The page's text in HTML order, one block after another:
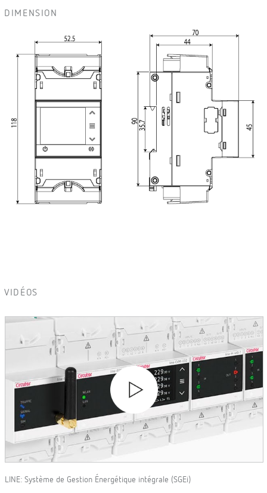
DIMENSION
VIDÉOS
LINE: Système de Gestion Énergétique intégrale (SGEi)